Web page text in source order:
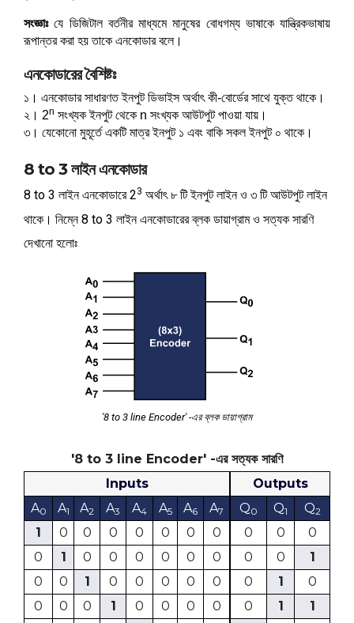
সংজ্ঞাঃ যে ডিজিটাল বর্তনীর মাধ্যমে মানুষের বোধগম্য ভাষাকে যান্ত্রিকভাষায়
রূপান্তর করা হয় তাকে এনকোডার বলে।
এনকোডারের বৈশিষ্টঃ
১। এনকোডার সাধারণত ইনপুট ডিভাইস অর্থাৎ কী-বোর্ডের সাথে যুক্ত থাকে।
২। 2n সংখ্যক ইনপুট থেকে n সংখ্যক আউটপুট পাওয়া যায়।
৩। যেকোনো মুহূর্তে একটি মাত্র ইনপুট ১ এবং বাকি সকল ইনপুট ০ থাকে।
8 to 3 লাইন এনকোডার
8 to 3 লাইন এনকোডারে 23 অর্থাৎ ৮ টি ইনপুট লাইন ও ৩ টি আউটপুট লাইন
থাকে। নিম্নে 8 to 3 লাইন এনকোডারের ব্লক ডায়াগ্রাম ও সত্যক সারণি
দেখানো হলোঃ
'8 to 3 line Encoder' -এর ব্লক ডায়াগ্রাম
'8 to 3 line Encoder' -এর সত্যক সারণি
Inputs
Outputs
A0 A1 A2 A3 A4 A5 A6 A7 Q0 Q1 Q2
1 0 0 0 0 0 0 0 0 0
0
0
1 0 0 0 0 0 0 0 0
1
0
0 1 0 0 0 0 0 0 1
0
0
0 0 1 0 0 0 0 0 1
1